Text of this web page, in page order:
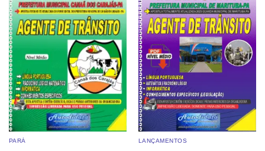
As
opções
podem
ser
escolhidas
na
página
do
produto
As
opções
podem
ser
escolhidas
na
página
do
produto
PARÁ LANÇAMENTOS